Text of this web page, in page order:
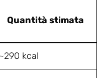
Quantità stimata
~290 kcal